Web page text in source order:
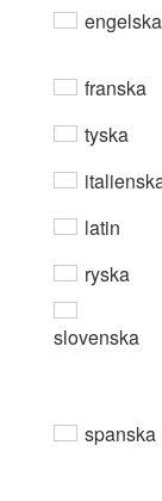
engelska
franska
tyska
latin
ryska
slovenska
spanska